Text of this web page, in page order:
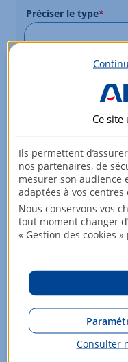
Préciser le type*
Un
Pour un loyer de
Minimum
Maximum
Comprenant *
Ce site
Ils permettent
nos partenaires, de
mesurer son audience
adaptées à vos centres
Nous conservons vos
tout moment changer
« Gestion des cookies
Consulter